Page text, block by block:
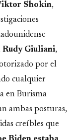
Shokin,
Rudy Giuliani,
por el
cualquier
en Burisma
ambas posturas,
creíbles que